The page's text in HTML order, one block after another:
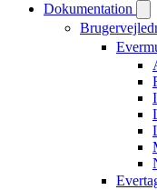
Dokumentation